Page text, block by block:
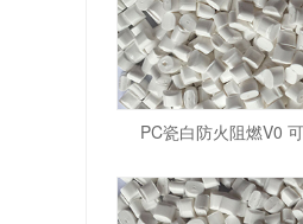
PC瓷白防火阻燃V0